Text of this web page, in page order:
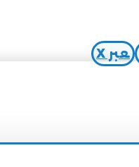
عبر X